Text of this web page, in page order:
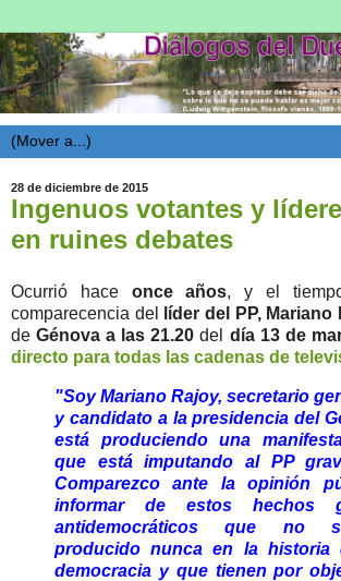
28 de diciembre de 2015
Ingenuos votantes y
en ruines debates
Ocurrió hace once años, y el
comparecencia del
líder del PP, Mariano
deGénova a las 21.20 del día 13 de
directo para todas las cadenas de
"Soy Mariano Rajoy, secretario
y candidato a la presidencia del
está produciendo una
que está imputando al PP
Comparezco ante la opinión
informar de estos hechos
antidemocráticos que no
producido nunca en la historia
democracia y que tienen por